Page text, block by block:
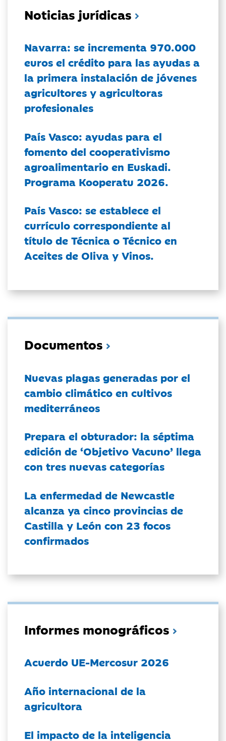
Noticias jurídicas
Navarra: se incrementa 970.000
euros el crédito para las ayudas a
la primera instalación de jóvenes
agricultores y agricultoras
profesionales
País Vasco: ayudas para el
fomento del cooperativismo
agroalimentario en Euskadi.
Programa Kooperatu 2026.
País Vasco: se establece el
currículo correspondiente al
título de Técnica o Técnico en
Aceites de Oliva y Vinos.
Documentos
Nuevas plagas generadas por el
cambio climático en cultivos
mediterráneos
Prepara el obturador: la séptima
edición de ‘Objetivo Vacuno’ llega
con tres nuevas categorías
La enfermedad de Newcastle
alcanza ya cinco provincias de
Castilla y León con 23 focos
confirmados
Informes monográficos
Acuerdo UE-Mercosur 2026
Año internacional de la
agricultora
El impacto de la inteligencia